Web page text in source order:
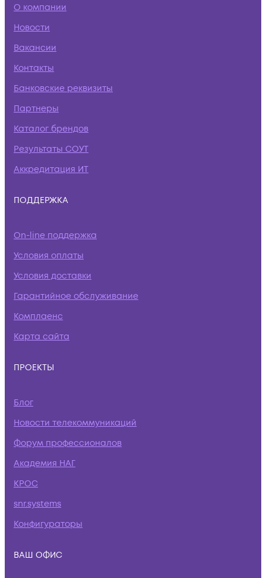
О компании
Новости
Вакансии
Контакты
Банковские реквизиты
Партнеры
Каталог брендов
Результаты СОУТ
Аккредитация ИТ
ПОДДЕРЖКА
On-line поддержка
Условия оплаты
Условия доставки
Гарантийное обслуживание
Комплаенс
Карта сайта
ПРОЕКТЫ
Блог
Новости телекоммуникаций
Форум профессионалов
Академия НАГ
КРОС
snr.systems
Конфигураторы
ВАШ ОФИС